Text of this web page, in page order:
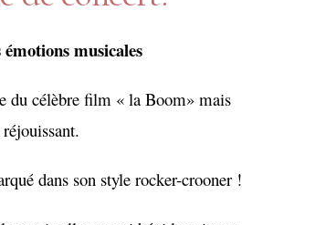
musicales
du célèbre film « la Boom» mais
dans son style rocker-crooner !